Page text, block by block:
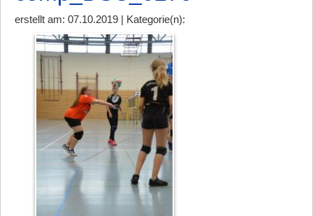
erstellt am: 07.10.2019 | Kategorie(n):